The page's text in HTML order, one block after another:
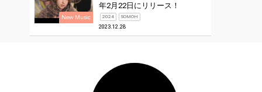
New Music
年2月22日にリリース！
2024 SOMOH
2023.12.28